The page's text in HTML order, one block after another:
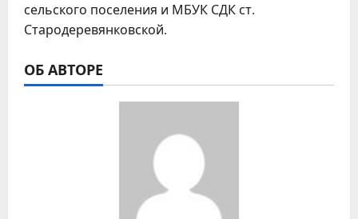
сельского поселения и МБУК СДК ст.
Стародеревянковской.
ОБ АВТОРЕ